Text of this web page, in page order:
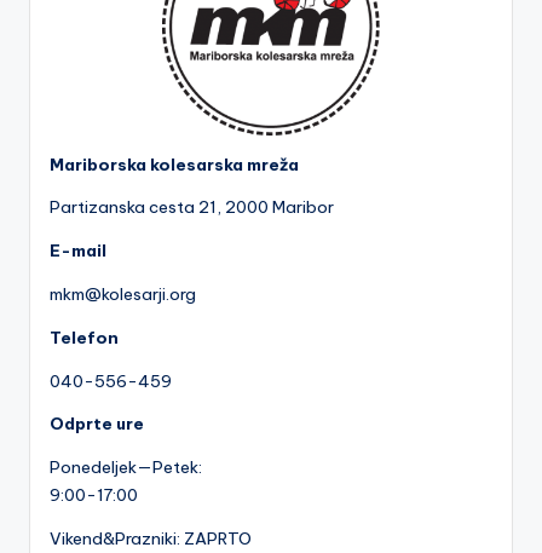
Mariborska kolesarska mreža
Partizanska cesta 21, 2000 Maribor
E-mail
mkm@kolesarji.org
Telefon
040-556-459
Odprte ure
Ponedeljek—Petek:
9:00-17:00
Vikend&Prazniki: ZAPRTO